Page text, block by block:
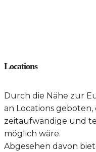
Locations
Durch die Nähe zur
an Locations
zeitaufwändige und
möglich wäre.
Abgesehen davon